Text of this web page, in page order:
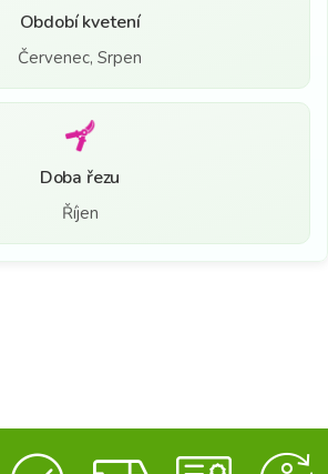
Období kvetení
Červenec, Srpen
Doba řezu
Říjen